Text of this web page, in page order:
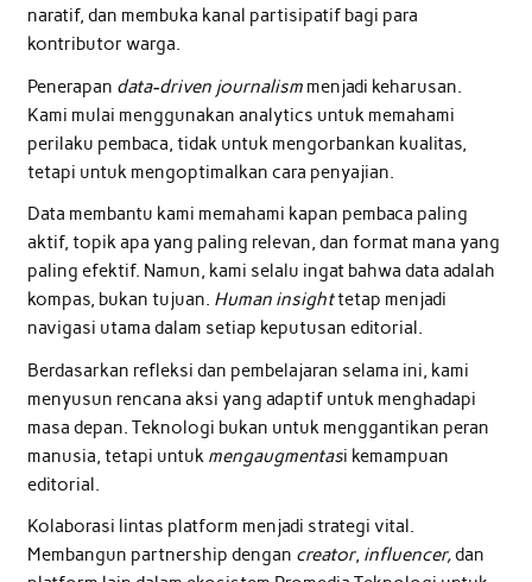
naratif, dan membuka kanal partisipatif bagi para
kontributor warga.
Penerapan data-driven journalismmenjadi keharusan.
Kami mulai menggunakan analytics untuk memahami
perilaku pembaca, tidak untuk mengorbankan kualitas,
tetapi untuk mengoptimalkan cara penyajian.
Data membantu kami memahami kapan pembaca paling
aktif, topik apa yang paling relevan, dan format mana yang
paling efektif. Namun, kami selalu ingat bahwa data adalah
kompas, bukan tujuan. Human insighttetap menjadi
navigasi utama dalam setiap keputusan editorial.
Berdasarkan refleksi dan pembelajaran selama ini, kami
menyusun rencana aksi yang adaptif untuk menghadapi
masa depan. Teknologi bukan untuk menggantikan peran
manusia, tetapi untukmengaugmentasi kemampuan
editorial.
Kolaborasi lintas platform menjadi strategi vital.
Membangun partnership dengan creator, influencer,dan